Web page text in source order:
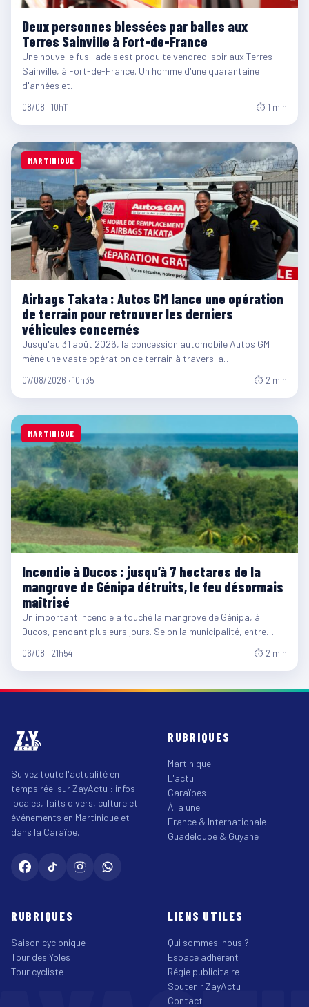
Deux personnes blessées par balles aux
Terres Sainville à Fort-de-France
Une nouvelle fusillade s'est produite vendredi soir aux Terres
Sainville, à Fort-de-France. Un homme d'une quarantaine
d'années et…
08/08 · 10h11 ⏱ 1 min
MARTINIQUE
Airbags Takata : Autos GM lance une opération
de terrain pour retrouver les derniers
véhicules concernés
Jusqu'au 31 août 2026, la concession automobile Autos GM
mène une vaste opération de terrain à travers la…
07/08/2026 · 10h35 ⏱ 2 min
MARTINIQUE
Incendie à Ducos : jusqu’à 7 hectares de la
mangrove de Génipa détruits, le feu désormais
maîtrisé
Un important incendie a touché la mangrove de Génipa, à
Ducos, pendant plusieurs jours. Selon la municipalité, entre…
06/08 · 21h54 ⏱ 2 min
Suivez toute l'actualité en
temps réel sur ZayActu : infos
locales, faits divers, culture et
événements en Martinique et
dans la Caraïbe.
RUBRIQUES
Martinique
L'actu
Caraïbes
À la une
France & Internationale
Guadeloupe & Guyane
RUBRIQUES
Saison cyclonique
Tour des Yoles
Tour cycliste
LIENS UTILES
Qui sommes-nous ?
Espace adhérent
Régie publicitaire
Soutenir ZayActu
Contact